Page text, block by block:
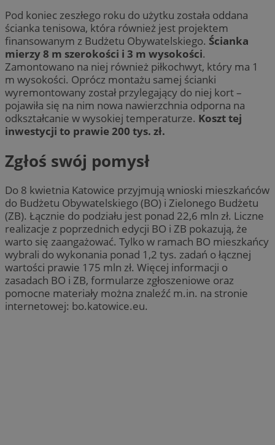
Pod koniec zeszłego roku do użytku została oddana
ścianka tenisowa, która również jest projektem
finansowanym z Budżetu Obywatelskiego. Ścianka
mierzy 8 m szerokości i 3 m wysokości.
Zamontowano na niej również piłkochwyt, który ma 1
m wysokości. Oprócz montażu samej ścianki
wyremontowany został przylegający do niej kort –
pojawiła się na nim nowa nawierzchnia odporna na
odkształcanie w wysokiej temperaturze. Koszt tej
inwestycji to prawie 200 tys. zł.
Zgłoś swój pomysł
Do 8 kwietnia Katowice przyjmują wnioski mieszkańców
do Budżetu Obywatelskiego (BO) i Zielonego Budżetu
(ZB). Łącznie do podziału jest ponad 22,6 mln zł. Liczne
realizacje z poprzednich edycji BO i ZB pokazują, że
warto się zaangażować. Tylko w ramach BO mieszkańcy
wybrali do wykonania ponad 1,2 tys. zadań o łącznej
wartości prawie 175 mln zł. Więcej informacji o
zasadach BO i ZB, formularze zgłoszeniowe oraz
pomocne materiały można znaleźć m.in. na stronie
internetowej: bo.katowice.eu.